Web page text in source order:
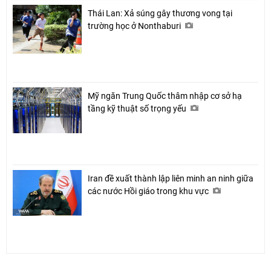
Thái Lan: Xả súng gây thương vong tại
trường học ở Nonthaburi
Mỹ ngăn Trung Quốc thâm nhập cơ sở hạ
tầng kỹ thuật số trọng yếu
Iran đề xuất thành lập liên minh an ninh giữa
các nước Hồi giáo trong khu vực